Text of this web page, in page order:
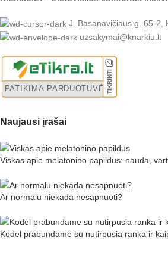
J. Basanavičiaus g. 65-2,
uzsakymai@knarkiu.lt
Naujausi įrašai
Viskas apie melatonino papildus: nauda,
Ar normalu niekada nesapnuoti?
Kodėl prabundame su nutirpusia ranka ir